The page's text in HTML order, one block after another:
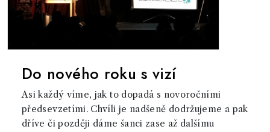
Do nového roku s vizí
Asi každý víme, jak to dopadá s novoročními
předsevzetími. Chvíli je nadšeně dodržujeme a pak
dříve či později dáme šanci zase až dalšímu